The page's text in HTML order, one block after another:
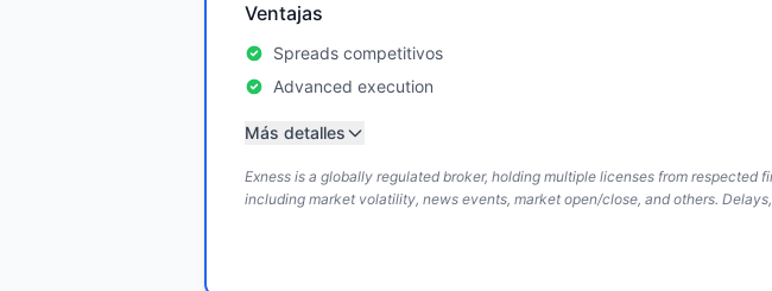
Ventajas
Spreads competitivos
Advanced execution
Más detalles
Exness is a globally regulated broker, holding multiple licenses from
including market volatility, news events, market open/close, and others.